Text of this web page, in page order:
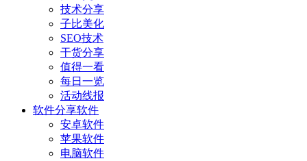
技术分享
子比美化
SEO技术
干货分享
值得一看
每日一览
活动线报
软件分享软件
安卓软件
苹果软件
电脑软件